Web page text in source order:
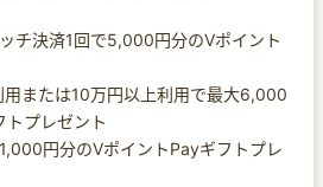
チ決済1回で5,000円分のVポイント
または10万円以上利用で最大6,000
トプレゼント
円分のVポイントPayギフトプレ